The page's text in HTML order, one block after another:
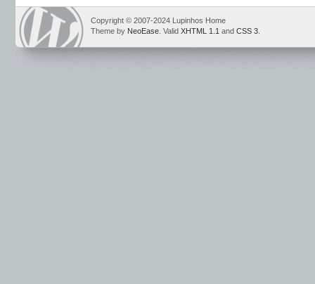
Copyright © 2007-2024 Lupinhos Home
Theme by NeoEase . Valid XHTML 1.1 and CSS 3